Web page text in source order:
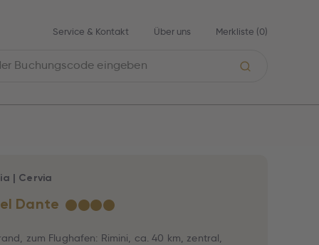
Service & Kontakt Über uns Merkliste (0)
Dante ★★★★
| Cervia
zum Flughafen: Rimini, ca. 40 km, zentral,